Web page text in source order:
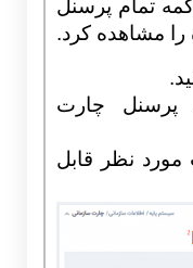
تمام پرسنل
مشاهده کرد.
پرسنل چارت
نظر قابل